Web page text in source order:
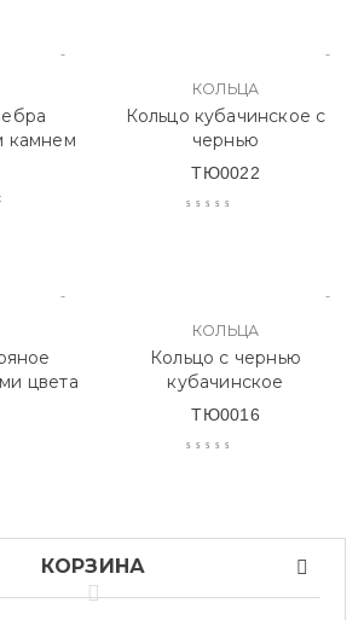
камнем
КОЛЬЦА
Кольцо кубачинское с
чернью
ТЮ0022
цвета
КОЛЬЦА
Кольцо с чернью
кубачинское
ТЮ0016
КОРЗИНА